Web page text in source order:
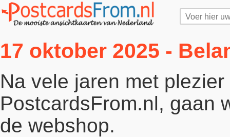
17 oktober 2025 -
Na vele jaren met
PostcardsFrom.nl, gaan
de webshop.